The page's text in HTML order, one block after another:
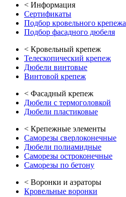
< Информация
Сертификаты
Подбор кровельного крепежа
Подбор фасадного дюбеля
< Кровельный крепеж
Телескопический крепеж
Дюбели винтовые
Винтовой крепеж
< Фасадный крепеж
Дюбели с термоголовкой
Дюбели пластиковые
< Крепежные элементы
Саморезы сверлоконечные
Дюбели полиамидные
Саморезы остроконечные
Саморезы по бетону
< Воронки и аэраторы
Кровельные воронки